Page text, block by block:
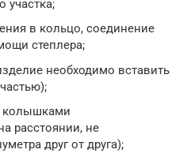
участка;
в кольцо, соединение
степлера;
необходимо вставить
колышками
расстоянии, не
друг от друга);